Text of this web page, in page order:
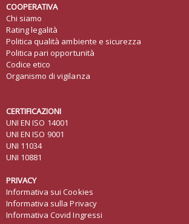
COOPERATIVA
Chi siamo
Rating legalità
Politica qualità ambiente e sicurezza
Politica pari opportunità
Codice etico
Organismo di vigilanza
CERTIFICAZIONI
UNI EN ISO 14001
UNI EN ISO 9001
UNI 11034
UNI 10881
PRIVACY
Informativa sui Cookies
Informativa sulla Privacy
Informativa Covid Ingressi